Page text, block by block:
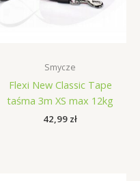
Smycze
Flexi New Classic Tape
taśma 3m XS max 12kg
42,99 zł